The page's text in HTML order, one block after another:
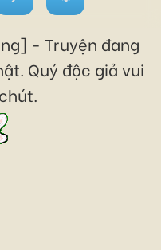
- Truyện đang
Quý độc giả vui